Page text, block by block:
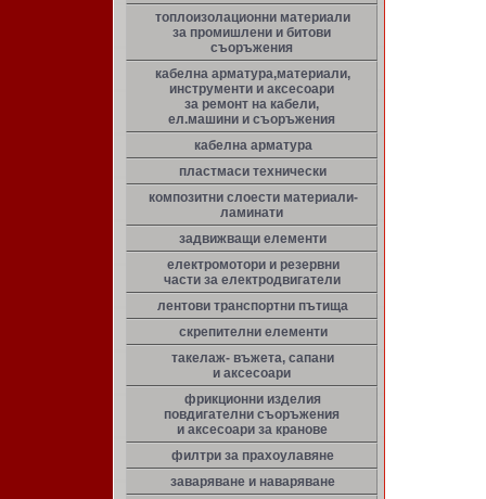
топлоизолационни материали
за промишлени и битови
съоръжения
кабелна арматура,материали,
инструменти и аксесоари
за ремонт на кабели,
ел.машини и съоръжения
кабелна арматура
пластмаси технически
композитни слоести материали-
ламинати
задвижващи елементи
електромотори и резервни
части за електродвигатели
лентови транспортни пътища
скрепителни елементи
такелаж- въжета, сапани
и аксесоари
фрикционни изделия
повдигателни съоръжения
и аксесоари за кранове
филтри за прахоулавяне
заваряване и наваряване